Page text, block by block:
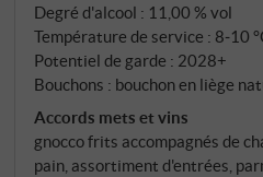
100 hectares de vignes en
sélectionnées. Macération
lente en cuve fermée selon
Aucun compromis là où il ne
Degré d'alcool : 11,00 % vol
Température de service : 8‑10
Potentiel de garde : 2028+
Bouchons : bouchon en liège
Accords mets et vins
gnocco frits accompagnés de
pain, assortiment d'entrées,